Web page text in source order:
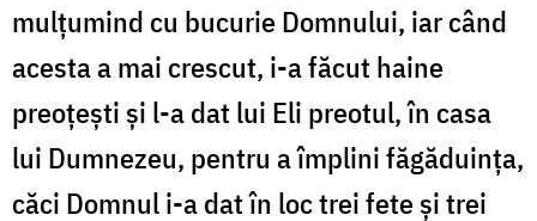
mulţumind cu bucurie Domnului, iar când
acesta a mai crescut, i-a făcut haine
preoţeşti şi l-a dat lui Eli preotul, în casa
lui Dumnezeu, pentru a împlini făgăduinţa,
căci Domnul i-a dat în loc trei fete şi trei